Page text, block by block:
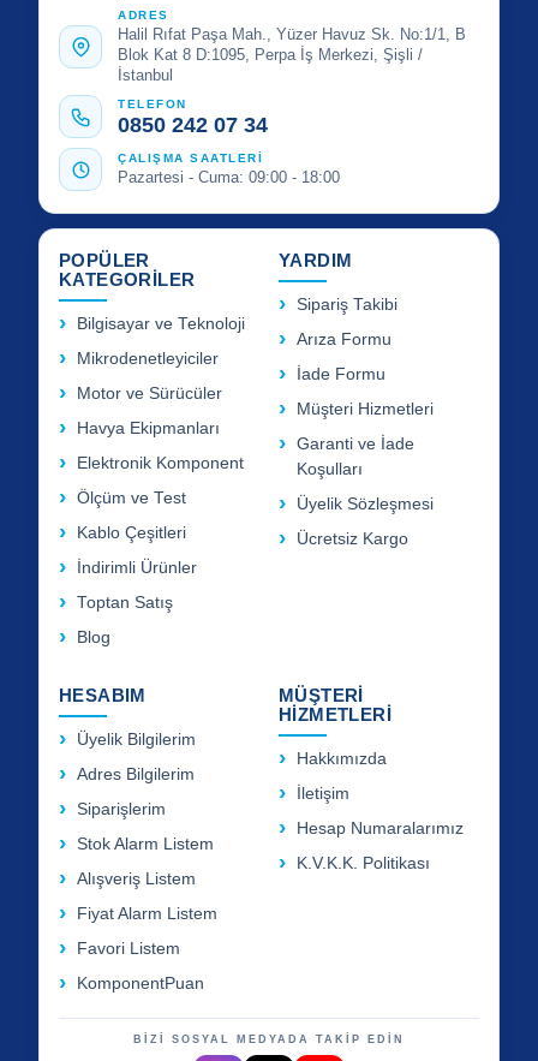
ADRES
Halil Rıfat Paşa Mah., Yüzer Havuz Sk. No:1/1, B
Blok Kat 8 D:1095, Perpa İş Merkezi, Şişli /
İstanbul
TELEFON
0850 242 07 34
ÇALIŞMA SAATLERİ
Pazartesi - Cuma: 09:00 - 18:00
POPÜLER
KATEGORİLER
Bilgisayar ve Teknoloji
Mikrodenetleyiciler
Motor ve Sürücüler
Havya Ekipmanları
Elektronik Komponent
Ölçüm ve Test
Kablo Çeşitleri
İndirimli Ürünler
Toptan Satış
Blog
YARDIM
Sipariş Takibi
Arıza Formu
İade Formu
Müşteri Hizmetleri
Garanti ve İade
Koşulları
Üyelik Sözleşmesi
Ücretsiz Kargo
HESABIM
Üyelik Bilgilerim
Adres Bilgilerim
Siparişlerim
Stok Alarm Listem
Alışveriş Listem
Fiyat Alarm Listem
Favori Listem
KomponentPuan
MÜŞTERİ
HİZMETLERİ
Hakkımızda
İletişim
Hesap Numaralarımız
K.V.K.K. Politikası
BİZİ SOSYAL MEDYADA TAKİP EDİN